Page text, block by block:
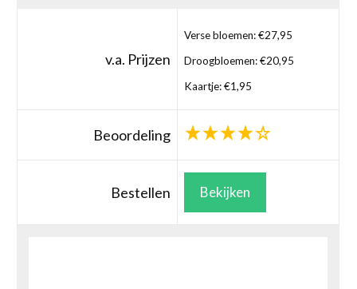
v.a. Prijzen
Verse bloemen: €27,95
Droogbloemen: €20,95
Kaartje: €1,95
Beoordeling
Bestellen Bekijken